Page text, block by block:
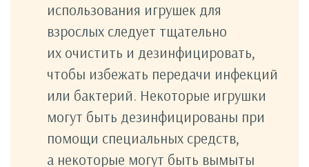
использования игрушек для
взрослых следует тщательно
их очистить и дезинфицировать,
чтобы избежать передачи инфекций
или бактерий. Некоторые игрушки
могут быть дезинфицированы при
помощи специальных средств,
а некоторые могут быть вымыты